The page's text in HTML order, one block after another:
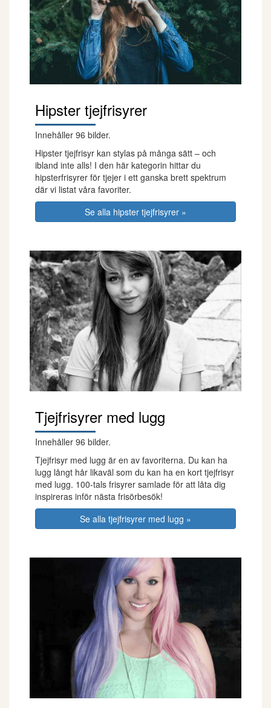
Hipster tjejfrisyrer
Innehåller 96 bilder.
Hipster tjejfrisyr kan stylas på många sätt – och
ibland inte alls! I den här kategorin hittar du
hipsterfrisyrer för tjejer i ett ganska brett spektrum
där vi listat våra favoriter.
Se alla hipster tjejfrisyrer »
Tjejfrisyrer med lugg
Innehåller 96 bilder.
Tjejfrisyr med lugg är en av favoriterna. Du kan ha
lugg långt hår likaväl som du kan ha en kort tjejfrisyr
med lugg. 100-tals frisyrer samlade för att låta dig
inspireras inför nästa frisörbesök!
Se alla tjejfrisyrer med lugg »